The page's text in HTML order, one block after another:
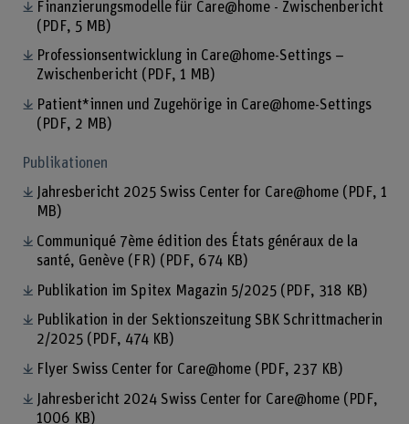
Finanzierungsmodelle für Care@home - Zwischenbericht
(PDF, 5 MB)
Professionsentwicklung in Care@home-Settings –
Zwischenbericht (PDF, 1 MB)
Patient*innen und Zugehörige in Care@home-Settings
(PDF, 2 MB)
Publikationen
Jahresbericht 2025 Swiss Center for Care@home (PDF, 1
MB)
Communiqué 7ème édition des États généraux de la
santé, Genève (FR) (PDF, 674 KB)
Publikation im Spitex Magazin 5/2025 (PDF, 318 KB)
Publikation in der Sektionszeitung SBK Schrittmacherin
2/2025 (PDF, 474 KB)
Flyer Swiss Center for Care@home (PDF, 237 KB)
Jahresbericht 2024 Swiss Center for Care@home (PDF,
1006 KB)